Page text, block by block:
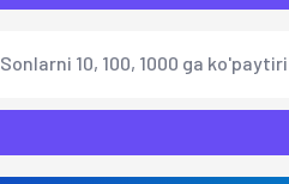
Sonlarni 10, 100, 1000 ga